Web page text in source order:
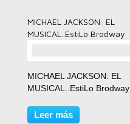
MICHAEL JACKSON: EL
MUSICAL..EstiLo Brodway
MICHAEL JACKSON: EL
MUSICAL..EstiLo Brodway
Leer más